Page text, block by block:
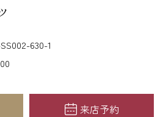
630-1
来店予約